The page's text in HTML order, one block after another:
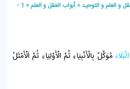
و العلم و التوحيد أبواب العقل و العلم
1 -
الْبَلَاءَ مُوَكَّلٌ بِالْأَنْبِيَاءِ ثُمَّ الْأَوْلِيَاءِ ثُمَّ اَلْأَمْثَلُ